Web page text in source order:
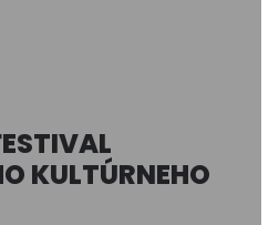
KULTÚRNEHO